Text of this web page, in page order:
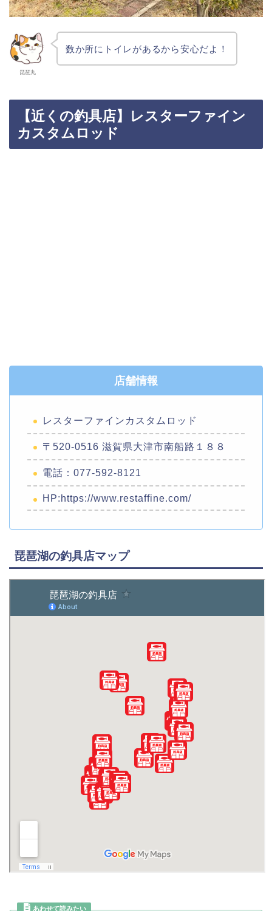
琵琶丸
数か所にトイレがあるから安心だよ！
【近くの釣具店】レスターファイン
カスタムロッド
店舗情報
レスターファインカスタムロッド
〒520-0516 滋賀県大津市南船路１８８
電話：077-592-8121
HP:https://www.restaffine.com/
琵琶湖の釣具店マップ